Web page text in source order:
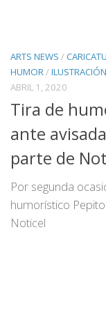
ARTS NEWS /
HUMOR/ILUSTRACIÓN
ABRIL 1, 2020
Tira de
ante
parte de
Por segunda
humorístico
Noticel